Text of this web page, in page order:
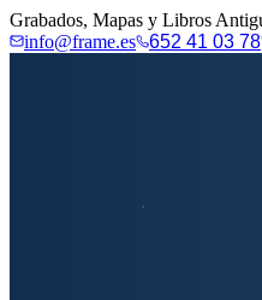
Grabados, Mapas y Libros
info@frame.es
652 41 03 78